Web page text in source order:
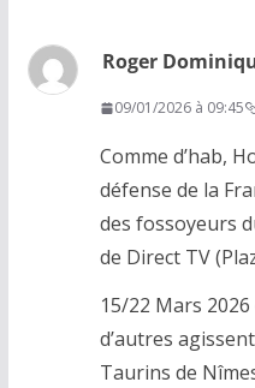
Roger
09/01/2026 à 09:45
Comme d’hab,
défense de la
des fossoyeurs
de Direct TV
15/22 Mars
d’autres
Taurins de